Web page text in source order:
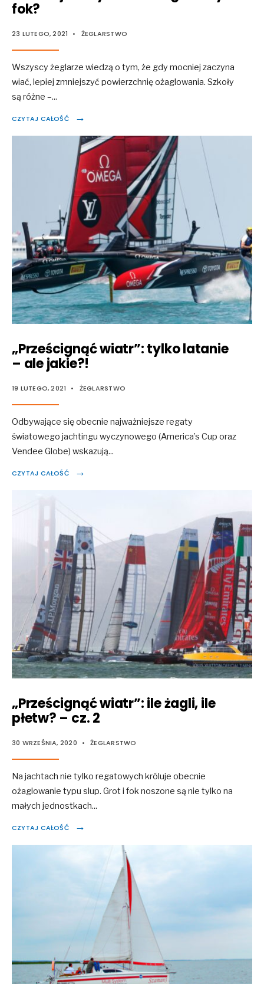
fok?
23 LUTEGO, 2021 • ŻEGLARSTWO
Wszyscy żeglarze wiedzą o tym, że gdy mocniej zaczyna
wiać, lepiej zmniejszyć powierzchnię ożaglowania. Szkoły
są różne –...
CZYTAJ CAŁOŚĆ →
„Prześcignąć wiatr”: tylko latanie
– ale jakie?!
19 LUTEGO, 2021 • ŻEGLARSTWO
Odbywające się obecnie najważniejsze regaty
światowego jachtingu wyczynowego (America’s Cup oraz
Vendee Globe) wskazują...
CZYTAJ CAŁOŚĆ →
„Prześcignąć wiatr”: ile żagli, ile
płetw? – cz. 2
30 WRZEŚNIA, 2020 • ŻEGLARSTWO
Na jachtach nie tylko regatowych króluje obecnie
ożaglowanie typu slup. Grot i fok noszone są nie tylko na
małych jednostkach...
CZYTAJ CAŁOŚĆ →